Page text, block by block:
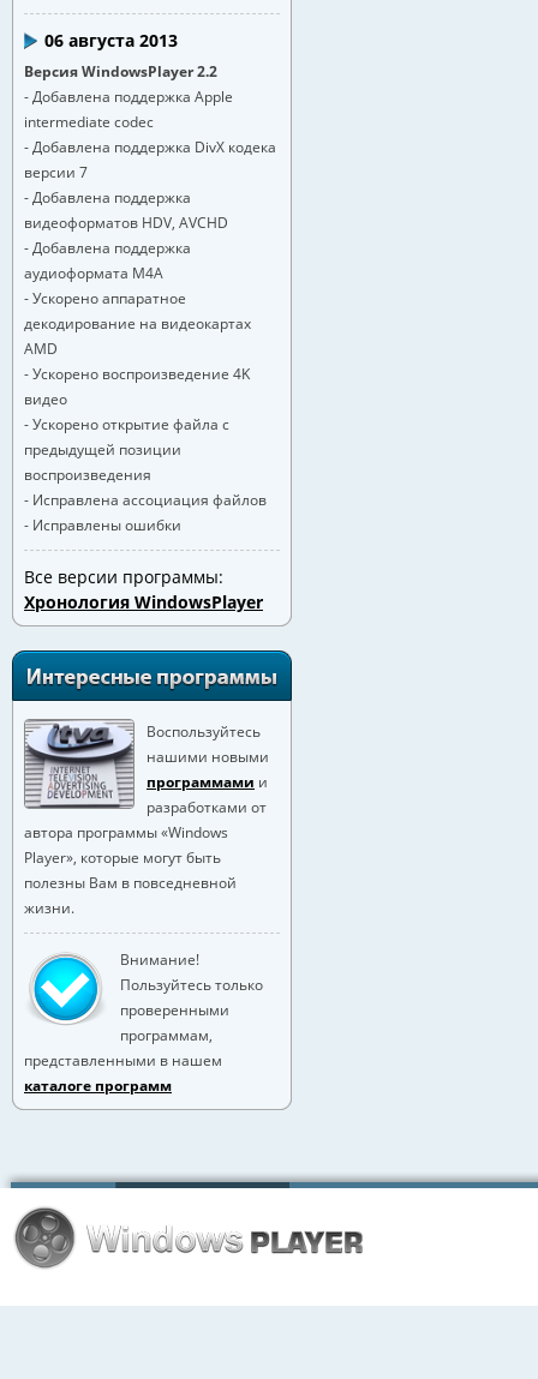
06 августа 2013
Версия WindowsPlayer 2.2
- Добавлена поддержка Apple
intermediate codec
- Добавлена поддержка DivX кодека
версии 7
- Добавлена поддержка
видеоформатов HDV, AVCHD
- Добавлена поддержка
аудиоформата M4A
- Ускорено аппаратное
декодирование на видеокартах
AMD
- Ускорено воспроизведение 4K
видео
- Ускорено открытие файла с
предыдущей позиции
воспроизведения
- Исправлена ассоциация файлов
- Исправлены ошибки
Все версии программы:
Хронология WindowsPlayer
Воспользуйтесь
нашими новыми
программами и
разработками от
автора программы «Windows
Player», которые могут быть
полезны Вам в повседневной
жизни.
Внимание!
Пользуйтесь только
проверенными
программам,
представленными в нашем
каталоге программ